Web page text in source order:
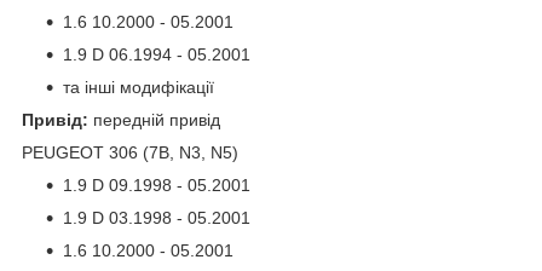
1.6 10.2000 - 05.2001
1.9 D 06.1994 - 05.2001
та інші модифікації
Привід: передній привід
PEUGEOT 306 (7B, N3, N5)
1.9 D 09.1998 - 05.2001
1.9 D 03.1998 - 05.2001
1.6 10.2000 - 05.2001